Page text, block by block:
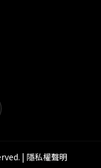
| 隱私權聲明